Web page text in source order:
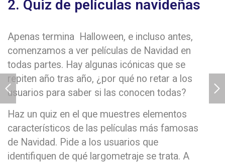
2. Quiz de películas navideñas
Apenas termina Halloween, e incluso antes,
comenzamos a ver películas de Navidad en
todas partes. Hay algunas icónicas que se
repiten año tras año, ¿por qué no retar a los
usuarios para saber si las conocen todas?
Haz un quiz en el que muestres elementos
característicos de las películas más famosas
de Navidad. Pide a los usuarios que
identifiquen de qué largometraje se trata. A